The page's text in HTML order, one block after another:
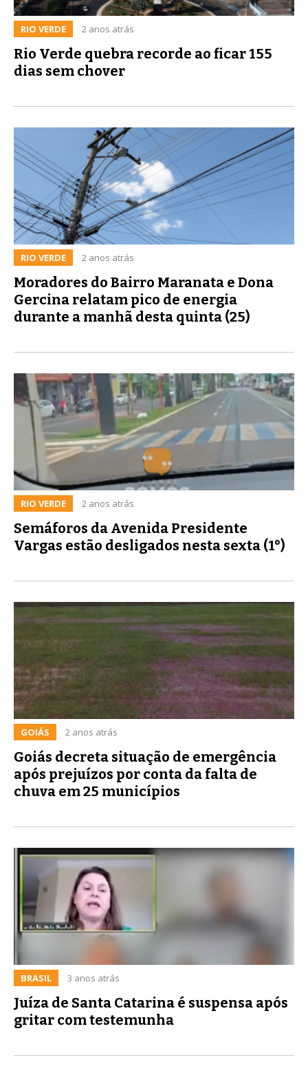
RIO VERDE 2 anos atrás
Rio Verde quebra recorde ao ficar 155
dias sem chover
RIO VERDE 2 anos atrás
Moradores do Bairro Maranata e Dona
Gercina relatam pico de energia
durante a manhã desta quinta (25)
RIO VERDE 2 anos atrás
Semáforos da Avenida Presidente
Vargas estão desligados nesta sexta (1°)
GOIÁS 2 anos atrás
Goiás decreta situação de emergência
após prejuízos por conta da falta de
chuva em 25 municípios
BRASIL 3 anos atrás
Juíza de Santa Catarina é suspensa após
gritar com testemunha